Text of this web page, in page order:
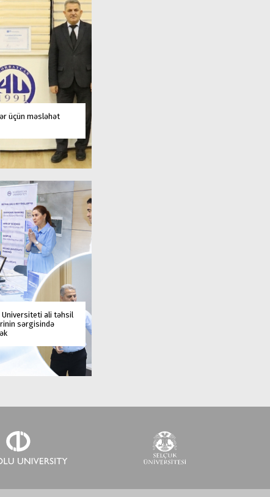
üçün məsləhət
Universiteti ali təhsil
sərgisində